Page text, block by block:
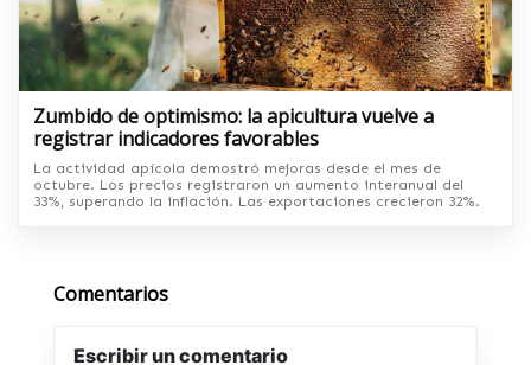
Zumbido de optimismo: la apicultura vuelve a
registrar indicadores favorables
La actividad apícola demostró mejoras desde el mes de
octubre. Los precios registraron un aumento interanual del
33%, superando la inflación. Las exportaciones crecieron 32%.
Comentarios
Escribir un comentario